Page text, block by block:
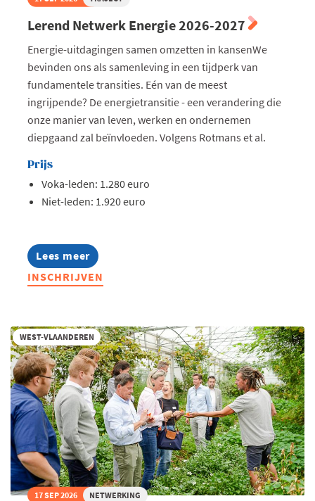
Lerend Netwerk Energie 2026-2027
Energie-uitdagingen samen omzetten in kansenWe
bevinden ons als samenleving in een tijdperk van
fundamentele transities. Eén van de meest
ingrijpende? De energietransitie - een verandering die
onze manier van leven, werken en ondernemen
diepgaand zal beïnvloeden. Volgens Rotmans et al.
Prijs
Voka-leden: 1.280 euro
Niet-leden: 1.920 euro
Lees meer
about
Lerend
Netwerk
INSCHRIJVEN
WEST-VLAANDEREN
17 SEP 2026 NETWERKING